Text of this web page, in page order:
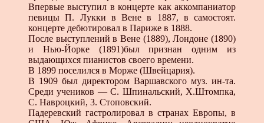
Впервые выступил в концерте как аккомпаниатор
певицы П. Лукки в Вене в 1887, в самостоят.
концерте дебютировал в Париже в 1888.
После выступлений в Вене (1889), Лондоне (1890)
и Нью-Йорке (1891)был признан одним из
выдающихся пианистов своего времени.
В 1899 поселился в Морже (Швейцария).
В 1909 был директором Варшавского муз. ин-та.
Среди учеников — С. Шпинальский, Х.Штомпка,
С. Навроцкий, 3. Стоповский.
Падеревский гастролировал в странах Европы, в